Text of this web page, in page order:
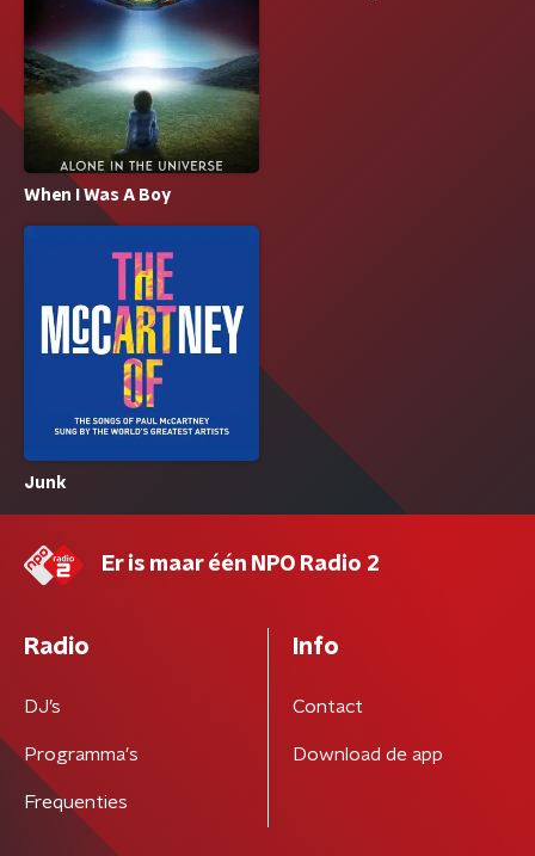
When I Was A Boy
Junk
Er is maar één NPO Radio 2
Radio
DJ’s
Programma's
Frequenties
Info
Contact
Download de app